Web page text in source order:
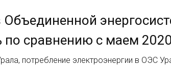
по сравнению с маем
потребление электроэнергии в ОЭС